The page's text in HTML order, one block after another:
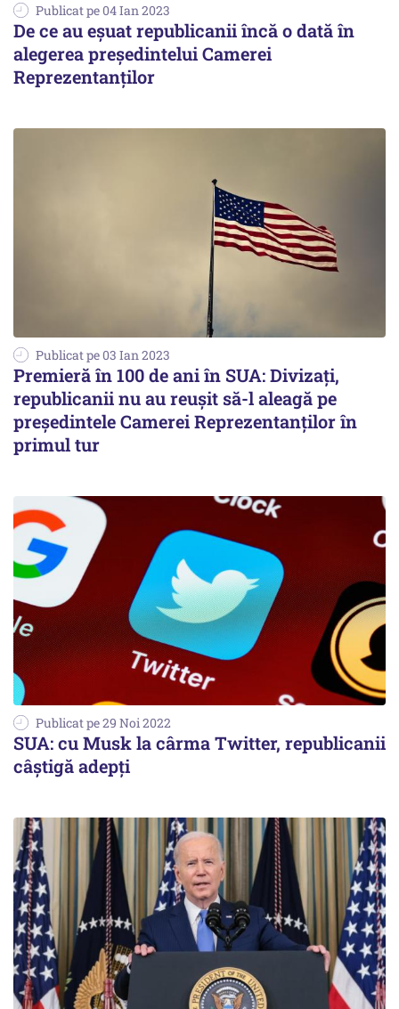
Publicat pe 04 Ian 2023
De ce au eșuat republicanii încă o dată în
alegerea preşedintelui Camerei
Reprezentanţilor
Publicat pe 03 Ian 2023
Premieră în 100 de ani în SUA: Divizaţi,
republicanii nu au reuşit să-l aleagă pe
preşedintele Camerei Reprezentanţilor în
primul tur
Publicat pe 29 Noi 2022
SUA: cu Musk la cârma Twitter, republicanii
câștigă adepți